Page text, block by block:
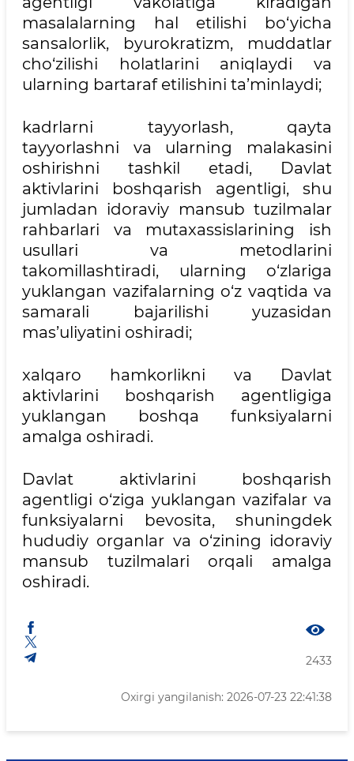
masalalarning hal etilishi bo‘yicha
sansalorlik, byurokratizm, muddatlar
cho‘zilishi holatlarini aniqlaydi va
ularning bartaraf etilishini ta’minlaydi;
kadrlarni tayyorlash, qayta
tayyorlashni va ularning malakasini
oshirishni tashkil etadi, Davlat
aktivlarini boshqarish agentligi, shu
jumladan idoraviy mansub tuzilmalar
rahbarlari va mutaxassislarining ish
usullari va metodlarini
takomillashtiradi, ularning o‘zlariga
yuklangan vazifalarning o‘z vaqtida va
samarali bajarilishi yuzasidan
mas’uliyatini oshiradi;
xalqaro hamkorlikni va Davlat
aktivlarini boshqarish agentligiga
yuklangan boshqa funksiyalarni
amalga oshiradi.
Davlat aktivlarini boshqarish
agentligi o‘ziga yuklangan vazifalar va
funksiyalarni bevosita, shuningdek
hududiy organlar va o‘zining idoraviy
mansub tuzilmalari orqali amalga
oshiradi.
2433
Oxirgi yangilanish: 2026-07-23 22:41:38